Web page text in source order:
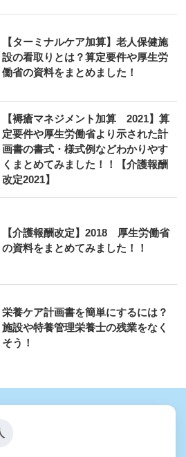
【ターミナルケア加算】老人保健施
設の看取りとは？算定要件や厚生労
働省の資料をまとめました！
【褥瘡マネジメント加算 2021】算
定要件や厚生労働省より示された計
画書の書式・様式例などわかりやす
くまとめてみました！！【介護報酬
改定2021】
【介護報酬改定】2018 厚生労働省
の資料をまとめてみました！！
栄養ケア計画書を簡単にするには？
施設や特養管理栄養士の残業をなく
そう！